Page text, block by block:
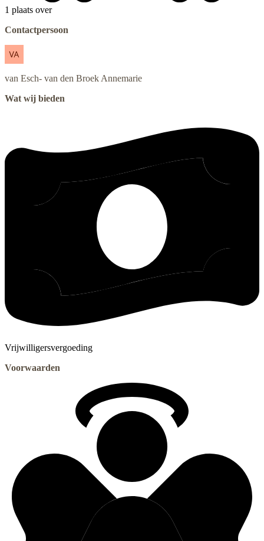
1 plaats over
Contactpersoon
van Esch- van den Broek Annemarie
Wat wij bieden
Vrijwilligersvergoeding
Voorwaarden